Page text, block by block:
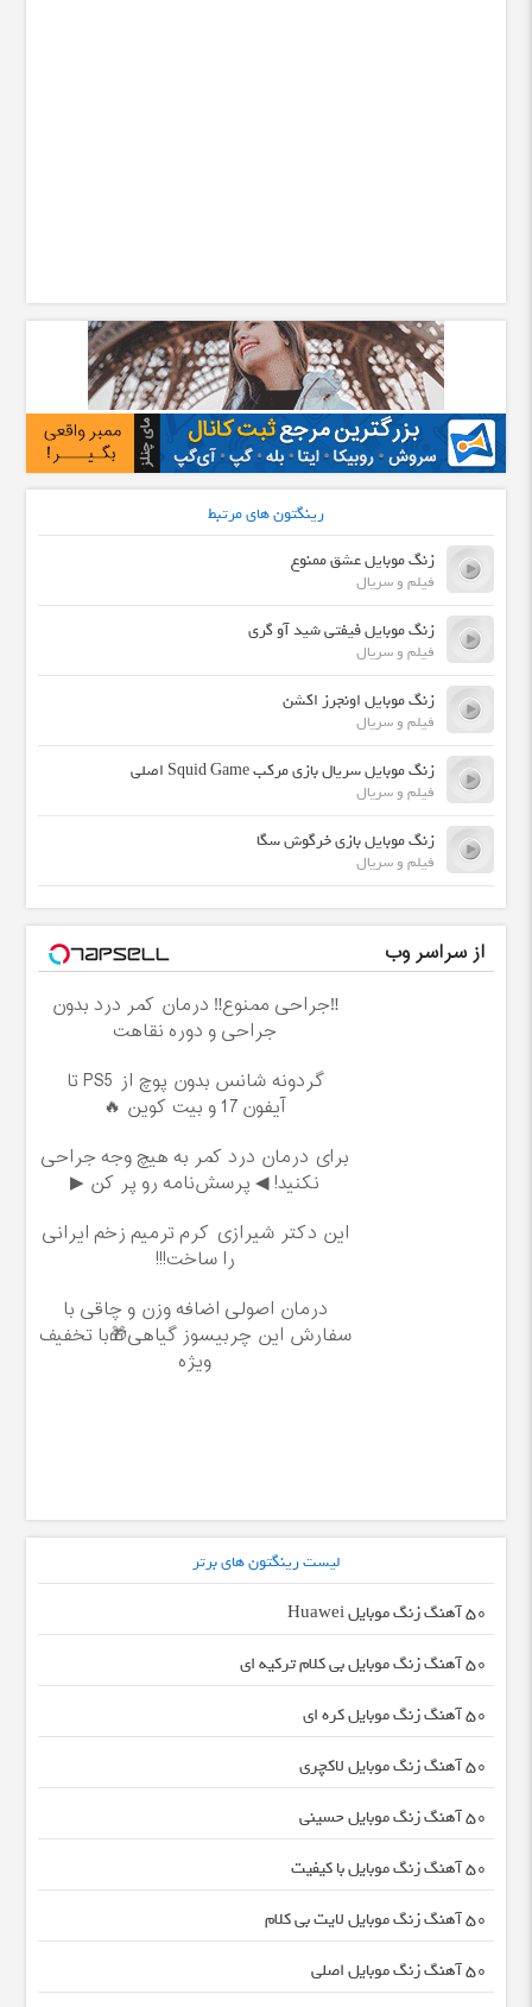
رینگتون های مرتبط
زنگ موبایل عشق ممنوع
فیلم و سریال
زنگ موبایل فیفتی شید آو گری
فیلم و سریال
زنگ موبایل اونجرز اکشن
فیلم و سریال
زنگ موبایل سریال بازی مرکب Squid Game اصلی
فیلم و سریال
زنگ موبایل بازی خرگوش سگا
فیلم و سریال
از سراسر وب
‼️جراحی ممنوع‼️ درمان کمر درد بدون
جراحی و دوره نقاهت
گردونه شانس بدون پوچ از PS5 تا
آیفون17 و بیت کوین 🔥
برای درمان درد کمر به هیچ وجه جراحی
نکنید! ◀ پرسش‌نامه رو پر کن ▶
این دکتر شیرازی کرم ترمیم زخم ایرانی
را ساخت!!!
درمان اصولی اضافه وزن و چاقی با
سفارش این چربیسوز گیاهی🎁با تخفیف
ویژه
لیست رینگتون های برتر
50 آهنگ زنگ موبایل Huawei
50 آهنگ زنگ موبایل بی کلام ترکیه ای
50 آهنگ زنگ موبایل کره ای
50 آهنگ زنگ موبایل لاکچری
50 آهنگ زنگ موبایل حسینی
50 آهنگ زنگ موبایل با کیفیت
50 آهنگ زنگ موبایل لایت بی کلام
50 آهنگ زنگ موبایل اصلی